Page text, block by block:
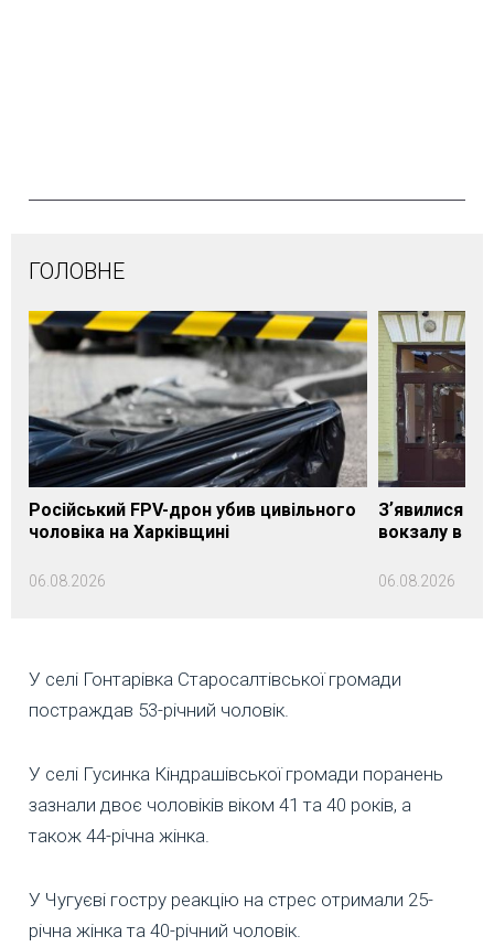
ГОЛОВНЕ
Російський FPV-дрон убив цивільного
чоловіка на Харківщині
06.08.2026
Зʼявилися
вокзалу в
06.08.2026
У селі Гонтарівка Старосалтівської громади
постраждав 53-річний чоловік.
У селі Гусинка Кіндрашівської громади поранень
зазнали двоє чоловіків віком 41 та 40 років, а
також 44-річна жінка.
У Чугуєві гостру реакцію на стрес отримали 25-
річна жінка та 40-річний чоловік.